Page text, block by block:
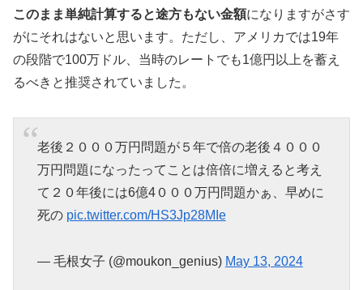
このまま単純計算すると途方もない金額になりますがさす
がにそれはないと思います。ただし、アメリカでは19年
の段階で100万ドル、当時のレートでも1億円以上を蓄え
るべきと推奨されていました。
老後２０００万円問題が５年で倍の老後４０００
万円問題になったってことは倍倍に増えると考え
て２０年後には6億4０００万円問題かぁ、早めに
死の pic.twitter.com/HS3Jp28MIe
— 毛根女子 (@moukon_genius) May 13, 2024